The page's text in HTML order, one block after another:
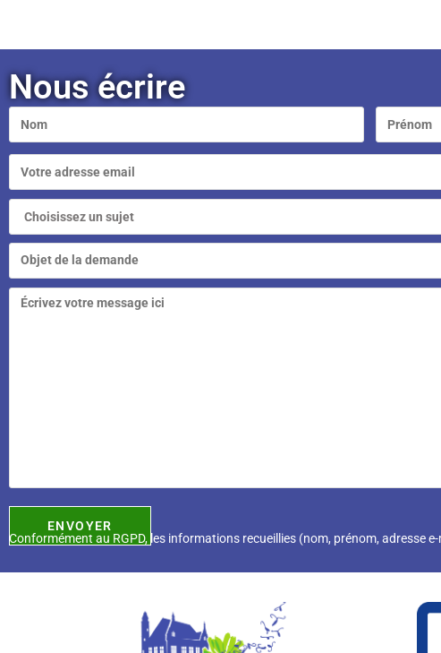
Nous écrire
Conformément au RGPD, l es informations recueillies (nom, prénom, adresse